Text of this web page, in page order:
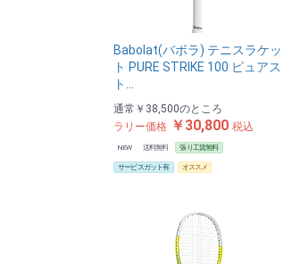
Babolat(バボラ) テニスラケッ
ト PURE STRIKE 100 ピュアス
ト…
通常 ￥38,500のところ
ラリー価格 ￥30,800 税込
NEW 送料無料 張り工賃無料
サービスガット有 オススメ